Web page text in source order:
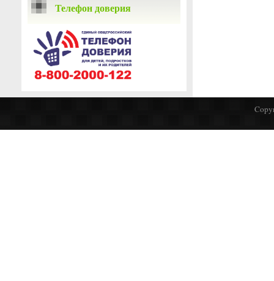
Телефон доверия